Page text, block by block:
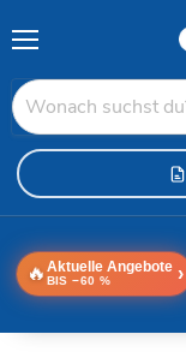
🔥 Aktuelle Angebote
BIS −60 % ›